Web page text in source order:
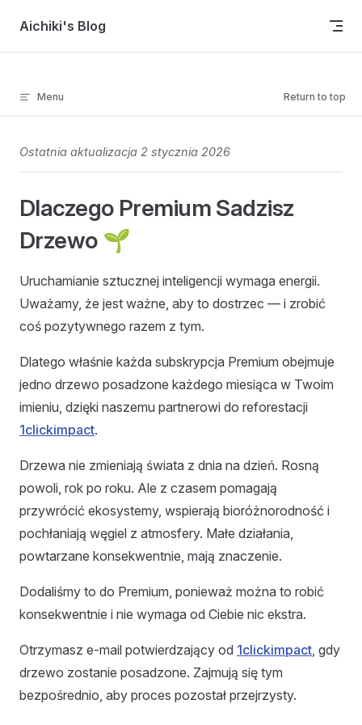
Skip to content
Aichiki's Blog
Menu Return to top
Ostatnia aktualizacja 2 stycznia 2026
Dlaczego Premium Sadzisz
Drzewo 🌱
Uruchamianie sztucznej inteligencji wymaga energii.
Uważamy, że jest ważne, aby to dostrzec — i zrobić
coś pozytywnego razem z tym.
Dlatego właśnie każda subskrypcja Premium obejmuje
jedno drzewo posadzone każdego miesiąca w Twoim
imieniu, dzięki naszemu partnerowi do reforestacji
1clickimpact.
Drzewa nie zmieniają świata z dnia na dzień. Rosną
powoli, rok po roku. Ale z czasem pomagają
przywrócić ekosystemy, wspierają bioróżnorodność i
pochłaniają węgiel z atmosfery. Małe działania,
powtarzane konsekwentnie, mają znaczenie.
Dodaliśmy to do Premium, ponieważ można to robić
konsekwentnie i nie wymaga od Ciebie nic ekstra.
Otrzymasz e-mail potwierdzający od 1clickimpact, gdy
drzewo zostanie posadzone. Zajmują się tym
bezpośrednio, aby proces pozostał przejrzysty.